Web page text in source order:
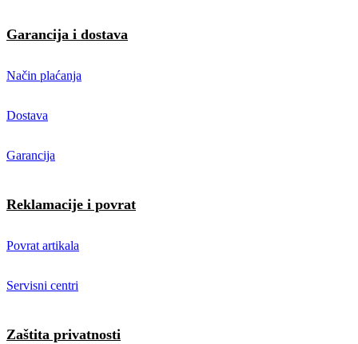
Garancija i dostava
Način plaćanja
Dostava
Garancija
Reklamacije i povrat
Povrat artikala
Servisni centri
Zaštita privatnosti